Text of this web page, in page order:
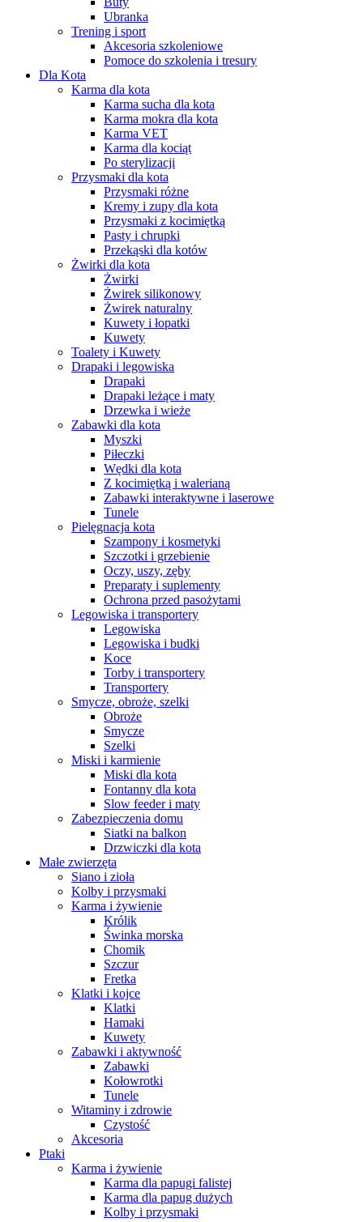
Ubranka
Trening i sport
Akcesoria szkoleniowe
Pomoce do szkolenia i tresury
Dla Kota
Karma dla kota
Karma sucha dla kota
Karma mokra dla kota
Karma VET
Karma dla kociąt
Po sterylizacji
Przysmaki dla kota
Przysmaki różne
Kremy i zupy dla kota
Przysmaki z kocimiętką
Pasty i chrupki
Przekąski dla kotów
Żwirki dla kota
Żwirki
Żwirek silikonowy
Żwirek naturalny
Kuwety i łopatki
Kuwety
Toalety i Kuwety
Drapaki i legowiska
Drapaki
Drapaki leżące i maty
Drzewka i wieże
Zabawki dla kota
Myszki
Piłeczki
Wędki dla kota
Z kocimiętką i walerianą
Zabawki interaktywne i laserowe
Tunele
Pielęgnacja kota
Szampony i kosmetyki
Szczotki i grzebienie
Oczy, uszy, zęby
Preparaty i suplementy
Ochrona przed pasożytami
Legowiska i transportery
Legowiska
Legowiska i budki
Koce
Torby i transportery
Transportery
Smycze, obroże, szelki
Obroże
Smycze
Szelki
Miski i karmienie
Miski dla kota
Fontanny dla kota
Slow feeder i maty
Zabezpieczenia domu
Siatki na balkon
Drzwiczki dla kota
Małe zwierzęta
Siano i zioła
Kolby i przysmaki
Karma i żywienie
Królik
Świnka morska
Chomik
Szczur
Fretka
Klatki i kojce
Klatki
Hamaki
Kuwety
Zabawki i aktywność
Zabawki
Kołowrotki
Tunele
Witaminy i zdrowie
Czystość
Akcesoria
Ptaki
Karma i żywienie
Karma dla papugi falistej
Karma dla papug dużych
Kolby i przysmaki